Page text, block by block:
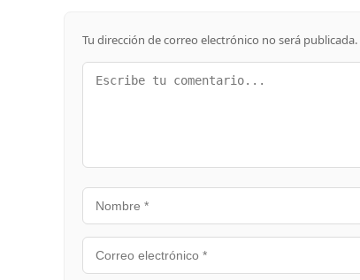
Tu dirección de correo electrónico no será publicada.